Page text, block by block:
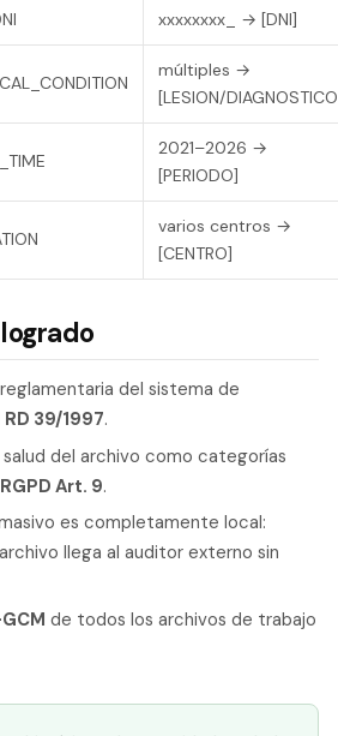
xxxxxxxx_ → [DNI]
múltiples →
[LESION/
2021–2026 →
[PERIODO]
varios centros →
[CENTRO]
del sistema de
RD 39/1997.
del archivo como categorías
RGPD Art. 9.
es completamente local:
llega al auditor externo sin
de todos los archivos de trabajo